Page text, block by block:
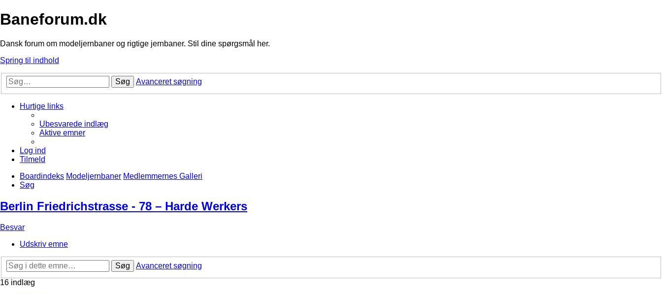
Baneforum.dk
Dansk forum om modeljernbaner og rigtige jernbaner. Stil dine spørgsmål her.
Spring til indhold
Søg Avanceret søgning
Hurtige links
Ubesvarede indlæg
Aktive emner
Log ind
Tilmeld
Boardindeks Modeljernbaner Medlemmernes Galleri
Søg
Berlin Friedrichstrasse - 78 – Harde Werkers
Besvar
Udskriv emne
Søg
Avanceret søgning
16 indlæg